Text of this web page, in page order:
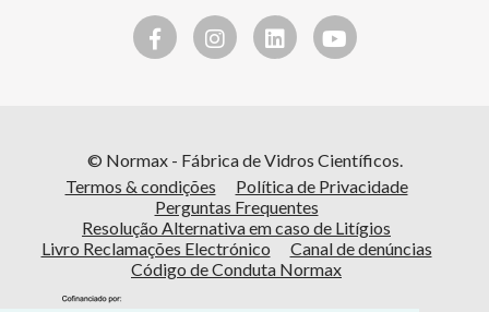
© Normax - Fábrica de Vidros Científicos.
Termos & condições
Política de Privacidade
Perguntas Frequentes
Resolução Alternativa em caso de Litígios
Livro Reclamações Electrónico
Canal de denúncias
Código de Conduta Normax